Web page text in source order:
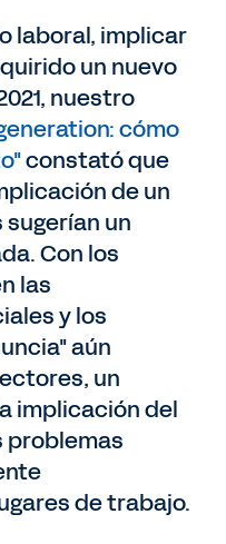
laboral, implicar
un nuevo
nuestro
cómo
constató que
de un
sugerían un
Con los
las
y los
aún
un
implicación del
problemas
de trabajo.